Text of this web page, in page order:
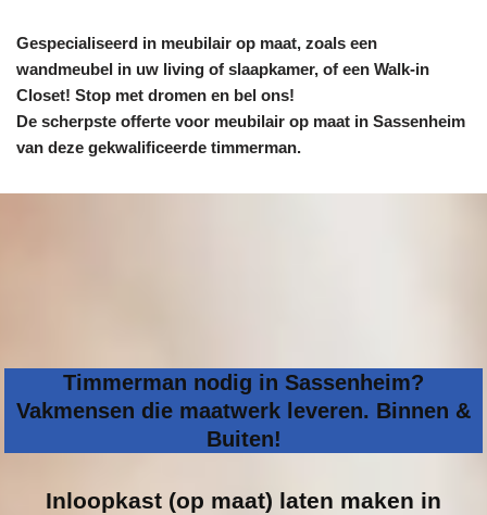
Gespecialiseerd in meubilair op maat, zoals een
wandmeubel in uw living of slaapkamer, of een Walk-in
Closet! Stop met dromen en bel ons!
De scherpste offerte voor meubilair op maat in Sassenheim
van deze gekwalificeerde timmerman.
Timmerman nodig in Sassenheim?
Vakmensen die maatwerk leveren. Binnen &
Buiten!
Inloopkast (op maat) laten maken in